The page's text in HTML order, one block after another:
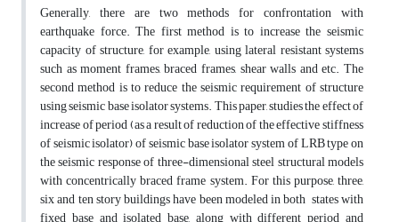
Generally, there are two methods for confrontation with
earthquake force. The first method is to increase the seismic
capacity of structure, for example, using lateral resistant systems
such as moment frames, braced frames, shear walls and etc. The
second method is to reduce the seismic requirement of structure
using seismic base isolator systems. This paper, studies the effect of
increase of period (as a result of reduction of the effective stiffness
of seismic isolator) of seismic base isolator system of LRB type on
the seismic response of three-dimensional steel structural models
with concentrically braced frame system. For this purpose, three,
six and ten story buildings have been modeled in both states with